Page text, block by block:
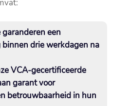
een
drie werkdagen na
VCA-gecertificeerde
garant voor
betrouwbaarheid in hun